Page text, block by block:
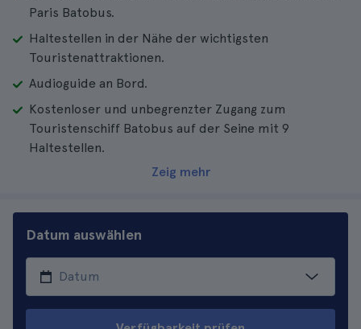
Paris Batobus.
Haltestellen in der Nähe der wichtigsten
Touristenattraktionen.
Audioguide an Bord.
Kostenloser und unbegrenzter Zugang zum
Touristenschiff Batobus auf der Seine mit 9
Haltestellen.
Zeig mehr
Datum auswählen